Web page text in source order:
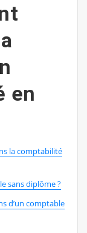
en
la comptabilité
sans diplôme ?
d’un comptable